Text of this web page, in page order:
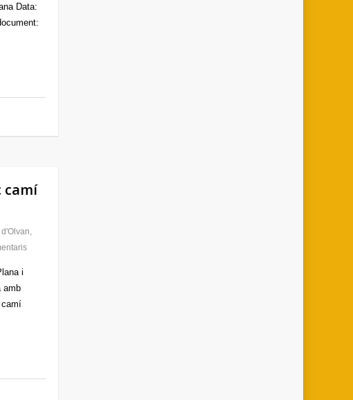
Data:
camí
,
i
amb
camí